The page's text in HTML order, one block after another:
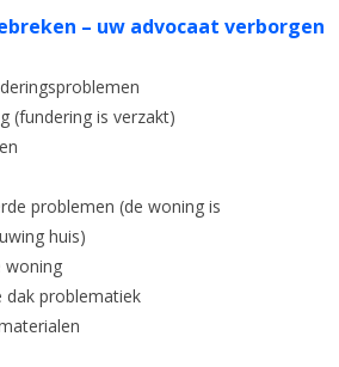
– uw advocaat verborgen
(fundering is verzakt)
problemen (de woning is
huis)
woning
dak problematiek